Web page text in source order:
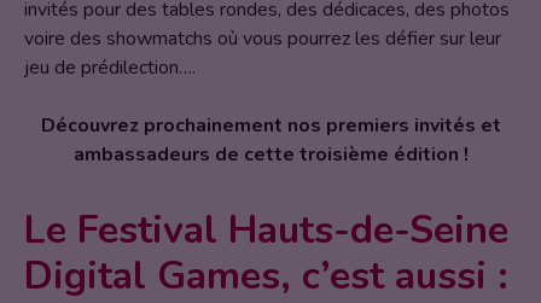
invités pour des tables rondes, des dédicaces, des photos
voire des showmatchs où vous pourrez les défier sur leur
jeu de prédilection….
Découvrez prochainement nos premiers invités et
ambassadeurs de cette troisième édition !
Le Festival Hauts-de-Seine
Digital Games, c’est aussi :